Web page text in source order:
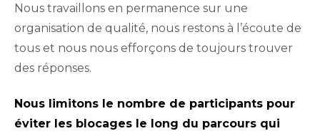
Nous travaillons en permanence sur une
organisation de qualité, nous restons à l’écoute de
tous et nous nous efforçons de toujours trouver
des réponses.
Nous limitons le nombre de participants pour
éviter les blocages le long du parcours qui